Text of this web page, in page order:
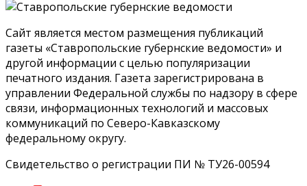
Сайт является местом размещения публикаций
газеты «Ставропольские губернские ведомости» и
другой информации с целью популяризации
печатного издания. Газета зарегистрирована в
управлении Федеральной службы по надзору в сфере
связи, информационных технологий и массовых
коммуникаций по Северо-Кавказскому
федеральному округу.
Свидетельство о регистрации ПИ № ТУ26-00594